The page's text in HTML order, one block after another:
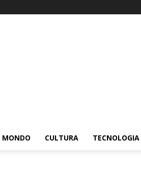
MONDO CULTURA TECNOLOGIA